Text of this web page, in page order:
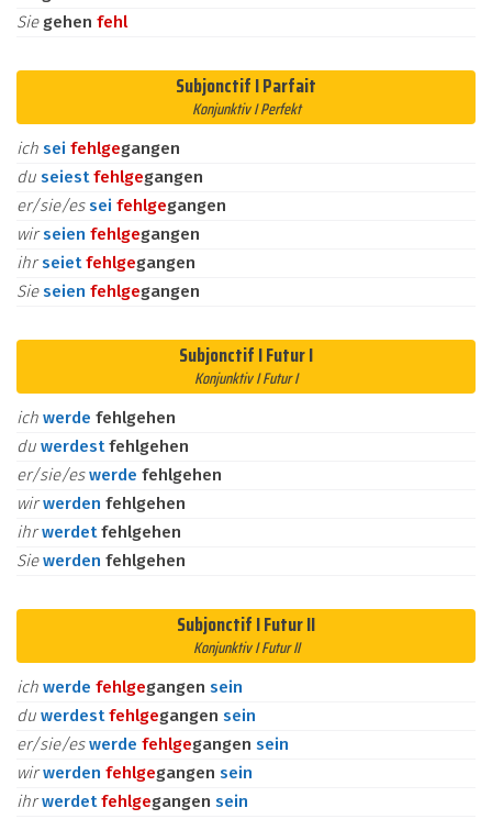
Sie gehen fehl
Subjonctif I Parfait
Konjunktiv I Perfekt
ich sei fehlgegangen
du seiestfehlgegangen
er/sie/essei fehlgegangen
wirseien fehlgegangen
ihrseietfehlgegangen
Sieseien fehlgegangen
Subjonctif I Futur I
Konjunktiv I Futur I
ich werde fehlgehen
du werdestfehlgehen
er/sie/eswerde fehlgehen
wirwerden fehlgehen
ihrwerdetfehlgehen
Siewerden fehlgehen
Subjonctif I Futur II
Konjunktiv I Futur II
ich werde fehlgegangen sein
du werdestfehlgegangen sein
er/sie/eswerde fehlgegangen sein
wirwerden fehlgegangen sein
ihrwerdetfehlgegangen sein